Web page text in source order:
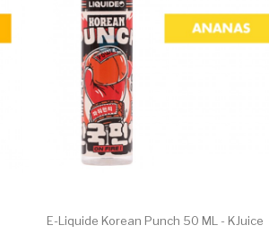
E-Liquide Korean Punch 50 ML - KJuice